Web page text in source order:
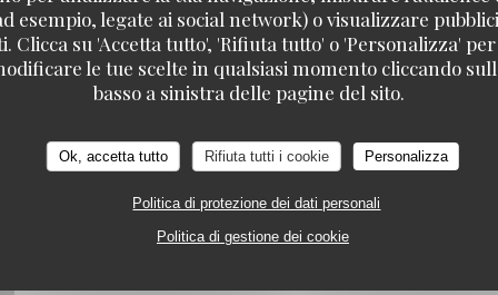
esempio, legate ai social network) o visualizzare
Clicca su 'Accetta tutto', 'Rifiuta tutto' o 'Personalizza'
le tue scelte in qualsiasi momento cliccando
basso a sinistra delle pagine del sito.
Ok, accetta tutto Rifiuta tutti i cookie Personalizza
Politica di protezione dei dati personali
Politica di gestione dei cookie
TAVLINE